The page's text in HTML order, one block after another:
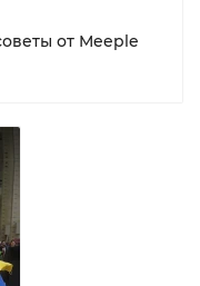
от Meeple